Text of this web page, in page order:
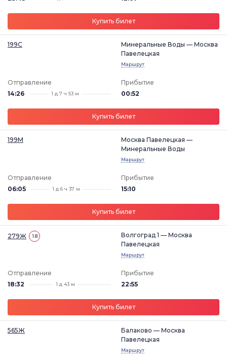
Купить билет
199С
Минеральные Воды — Москва
Павелецкая
Маршрут
Отправление
14:26
1 д 7 ч 53 м
Прибытие
00:52
Купить билет
199М
Москва Павелецкая —
Минеральные Воды
Маршрут
Отправление
06:05
1 д 6 ч 37 м
Прибытие
15:10
Купить билет
279Ж 1.8
Волгоград 1 — Москва
Павелецкая
Маршрут
Отправление
18:32
1 д 43 м
Прибытие
22:55
Купить билет
565Ж
Балаково — Москва
Павелецкая
Маршрут